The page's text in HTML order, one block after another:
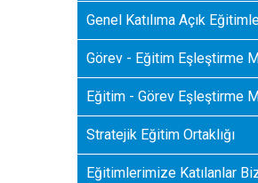
Genel Katılıma Açık
Görev - Eğitim Eşleştirme
Eğitim - Görev Eşleştirme
Stratejik Eğitim Ortaklığı
Eğitimlerimize Katılanlar